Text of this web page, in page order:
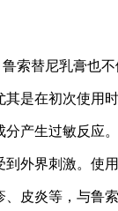
索替尼乳膏也
是在初次使用
产生过敏反应
外界刺激。使
皮炎等，与鲁